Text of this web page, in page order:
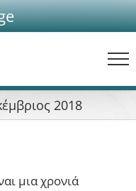
2018
μια χρονιά